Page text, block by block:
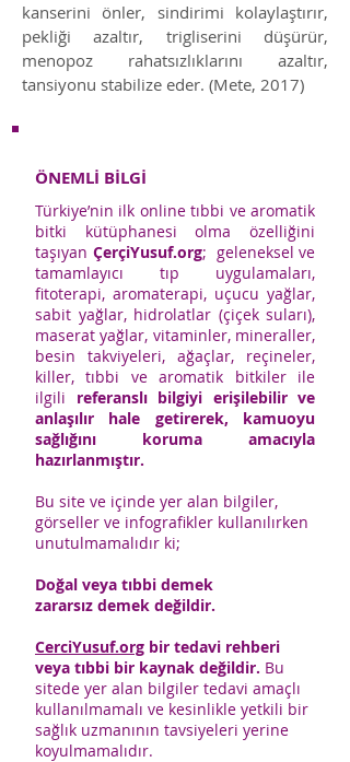
kanserini önler, sindirimi kolaylaştırır,
pekliği azaltır, trigliserini düşürür,
menopoz rahatsızlıklarını azaltır,
tansiyonu stabilize eder. (Mete, 2017)
ÖNEMLİ BİLGİ
Türkiye’nin ilk online tıbbi ve aromatik
bitki kütüphanesi olma özelliğini
taşıyan ÇerçiYusuf.org; geleneksel ve
tamamlayıcı tıp uygulamaları,
fitoterapi, aromaterapi, uçucu yağlar,
sabit yağlar, hidrolatlar (çiçek suları),
maserat yağlar, vitaminler, mineraller,
besin takviyeleri, ağaçlar, reçineler,
killer, tıbbi ve aromatik bitkiler ile
ilgili referanslı bilgiyi erişilebilir ve
anlaşılır hale getirerek, kamuoyu
sağlığını koruma amacıyla
hazırlanmıştır.
Bu site ve içinde yer alan bilgiler,
görseller ve infografikler kullanılırken
unutulmamalıdır ki;
Doğal veya tıbbi demek
zararsız demek değildir.
CerciYusuf.org bir tedavi rehberi
veya tıbbi bir kaynak değildir. Bu
sitede yer alan bilgiler tedavi amaçlı
kullanılmamalı ve kesinlikle yetkili bir
sağlık uzmanının tavsiyeleri yerine
koyulmamalıdır.